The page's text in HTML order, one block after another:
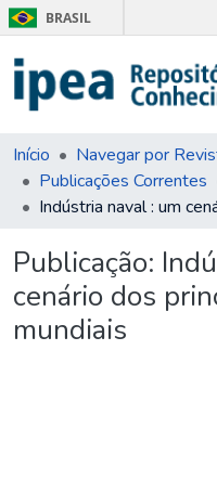
BRASIL
Início
Publicações Correntes
Publicação:
cenário dos
mundiais